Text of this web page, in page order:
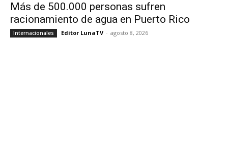
Más de 500.000 personas sufren
racionamiento de agua en Puerto Rico
Internacionales Editor LunaTV - agosto 8, 2026